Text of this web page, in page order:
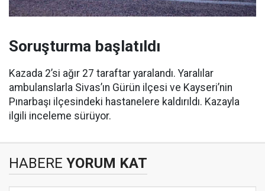
Soruşturma başlatıldı
Kazada 2’si ağır 27 taraftar yaralandı. Yaralılar
ambulanslarla Sivas’ın Gürün ilçesi ve Kayseri’nin
Pınarbaşı ilçesindeki hastanelere kaldırıldı. Kazayla
ilgili inceleme sürüyor.
HABERE YORUM KAT